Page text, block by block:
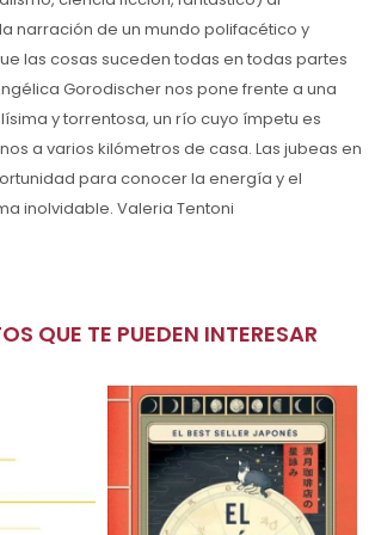
narración de un mundo polifacético y
las cosas suceden todas en todas partes
Gorodischer nos pone frente a una
y torrentosa, un río cuyo ímpetu es
a varios kilómetros de casa. Las jubeas en
para conocer la energía y el
inolvidable. Valeria Tentoni
QUE TE PUEDEN INTERESAR